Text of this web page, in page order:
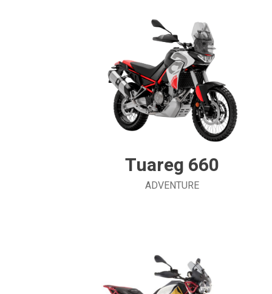
Tuareg 660
ADVENTURE